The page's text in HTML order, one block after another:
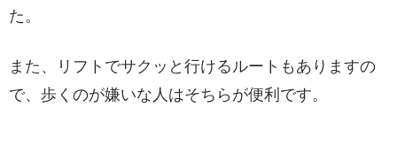
た。
また、リフトでサクッと行けるルートもありますの
で、歩くのが嫌いな人はそちらが便利です。